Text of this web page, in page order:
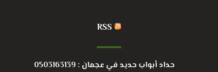
RSS
حداد أبواب حديد في عجمان : 0503163139